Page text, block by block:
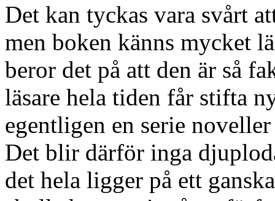
Det kan tyckas vara svårt
men boken känns mycket
beror det på att den är så
läsare hela tiden får stifta
egentligen en serie
Det blir därför inga
det hela ligger på ett